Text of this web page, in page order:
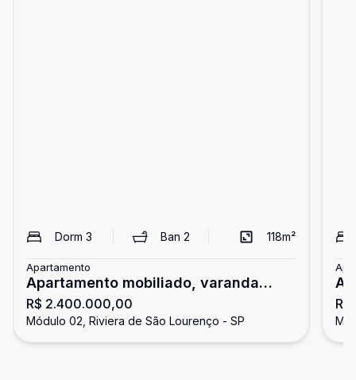
Dorm 3 Ban2 118m²
Apartamento
Apartamento mobiliado, varanda
gourmet, Riviera
R$ 2.400.000,00
Módulo 02, Riviera de São Lourenço - SP